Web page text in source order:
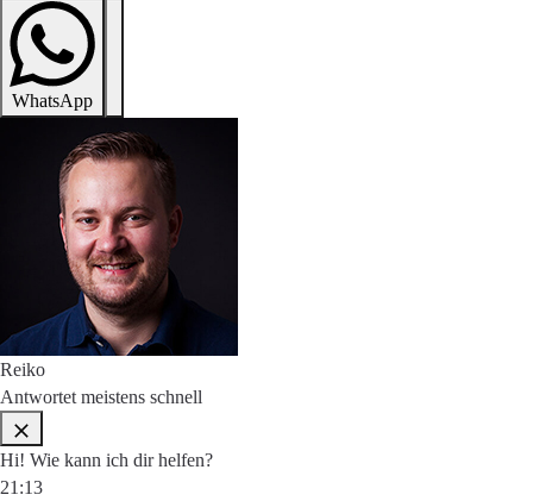
WhatsApp
Reiko
Antwortet meistens schnell
Hi! Wie kann ich dir helfen?
21:13